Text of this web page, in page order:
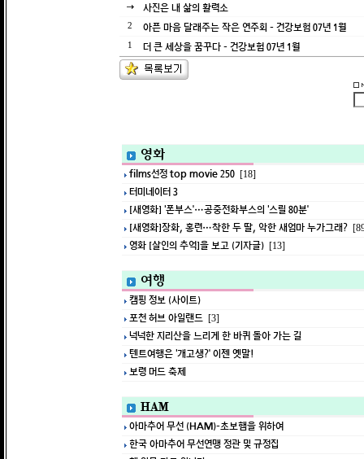
사진은 내 삶의 활력소
2 아픈 마음 달래주는 작은 연주회 - 건강보험 07년 1월
1 더 큰 세상을 꿈꾸다 - 건강보험 07년 1월
영화
films선정 top movie 250 [18]
터미네이터 3
[새영화] ‘폰부스’…공중전화부스의 ‘스릴 80분’
[새영화]장화, 홍련…착한 두 딸, 악한 새엄마 누가그래?
영화 [살인의 추억]을 보고 (기자글) [13]
여행
캠핑 정보 (사이트)
포천 허브 아일랜드 [3]
넉넉한 지리산을 느리게 한 바퀴 돌아 가는 길
텐트여행은 ‘개고생?’ 이젠 옛말!
보령 머드 축제
HAM
아마추어 무선 (HAM)-초보햄을 위하여
한국 아마추어 무선연맹 정관 및 규정집